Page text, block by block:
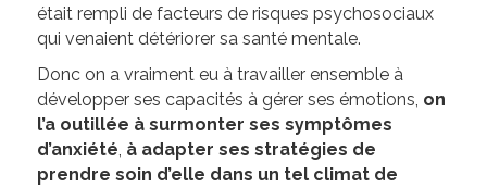
était rempli de facteurs de risques psychosociaux
qui venaient détériorer sa santé mentale.
Donc on a vraiment eu à travailler ensemble à
développer ses capacités à gérer ses émotions, on
l’a outillée à surmonter ses symptômes
d’anxiété à adapter ses stratégies de
prendre soin d’elle dans un tel climat de